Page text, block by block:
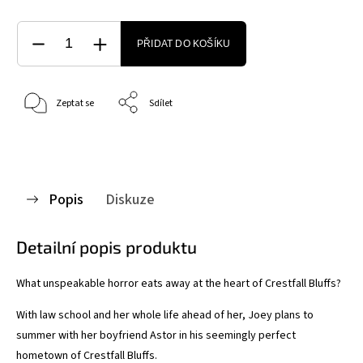
PŘIDAT DO KOŠÍKU
Zeptat se Sdílet
Popis Diskuze
Detailní popis produktu
What unspeakable horror eats away at the heart of Crestfall Bluffs?
With law school and her whole life ahead of her, Joey plans to
summer with her boyfriend Astor in his seemingly perfect
hometown of Crestfall Bluffs.